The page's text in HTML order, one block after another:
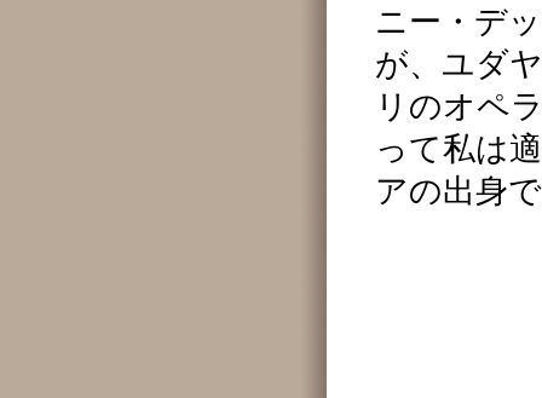
ニー・デ
が、ユダ
リのオペ
って私は
アの出身